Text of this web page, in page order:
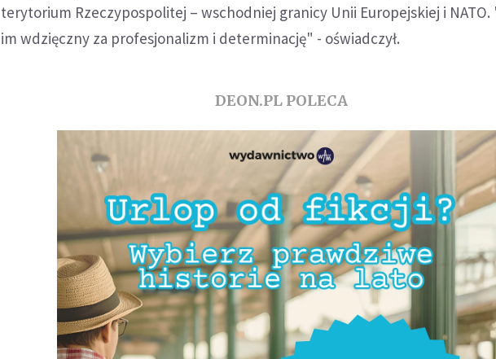
terytorium Rzeczypospolitej – wschodniej granicy Unii Europejskiej i
im wdzięczny za profesjonalizm i determinację" - oświadczył.
DEON.PL POLECA